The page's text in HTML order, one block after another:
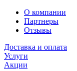
О компании
Партнеры
Отзывы
Доставка и оплата
Услуги
Акции